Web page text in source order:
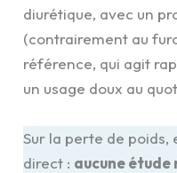
diurétique, avec un
(contrairement au
référence, qui agit
un usage doux au
Sur la perte de
direct : aucune étude